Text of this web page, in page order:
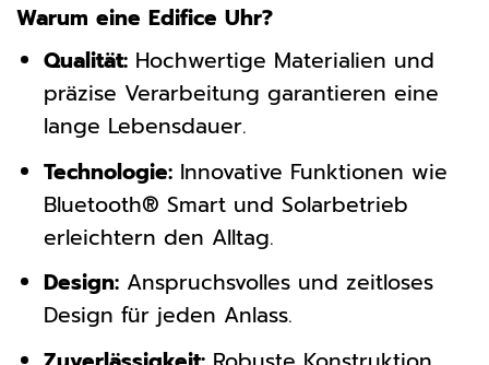
Warum eine Edifice Uhr?
Qualität:Hochwertige Materialien und
präzise Verarbeitung garantieren eine
lange Lebensdauer.
Technologie:Innovative Funktionen wie
Bluetooth® Smart und Solarbetrieb
erleichtern den Alltag.
Design:Anspruchsvolles und zeitloses
Design für jeden Anlass.